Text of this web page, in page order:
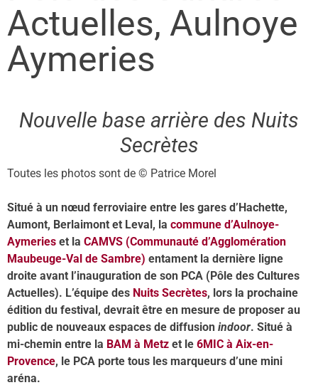
Actuelles, Aulnoye
Aymeries
Nouvelle base arrière des Nuits
Secrètes
Toutes les photos sont de © Patrice Morel
Situé à un nœud ferroviaire entre les gares d’Hachette,
Aumont, Berlaimont et Leval, la commune d’Aulnoye-
Aymeries et la CAMVS (Communauté d’Agglomération
Maubeuge-Val de Sambre) entament la dernière ligne
droite avant l’inauguration de son PCA (Pôle des Cultures
Actuelles). L’équipe des Nuits Secrètes, lors la prochaine
édition du festival, devrait être en mesure de proposer au
public de nouveaux espaces de diffusion indoor. Situé à
mi-chemin entre la BAM à Metz et le 6MIC à Aix-en-
Provence, le PCA porte tous les marqueurs d’une mini
aréna.